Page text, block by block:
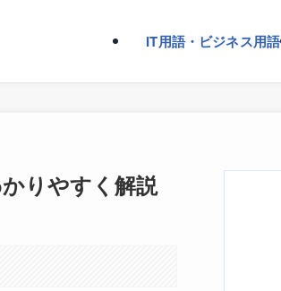
IT用語・ビジネス用語
りやすく解説